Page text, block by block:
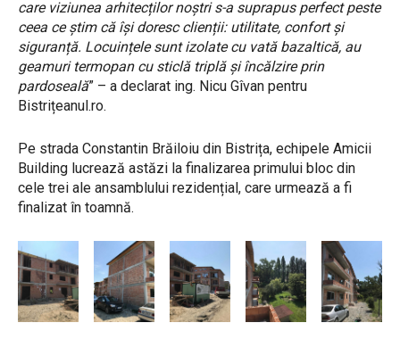
care viziunea arhitecților noștri s-a suprapus perfect peste
ceea ce știm că își doresc clienții: utilitate, confort și
siguranță. Locuințele sunt izolate cu vată bazaltică, au
geamuri termopan cu sticlă triplă și încălzire prin
pardoseală” – a declarat ing. Nicu Gîvan pentru
Bistrițeanul.ro.
Pe strada Constantin Brăiloiu din Bistrița, echipele Amicii
Building lucrează astăzi la finalizarea primului bloc din
cele trei ale ansamblului rezidențial, care urmează a fi
finalizat în toamnă.